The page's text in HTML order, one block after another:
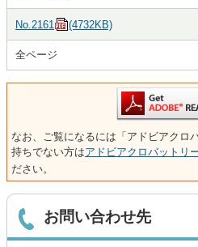
No.2161 (4732KB)
全ページ
なお、ご覧になるには「アドビアクロ
持ちでない方はアドビアクロバットリ
ださい。
お問い合わせ先